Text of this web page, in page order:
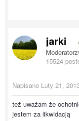
jarki
15524
Napisano Luty 21,
też uważam że
jestem za likwidacją